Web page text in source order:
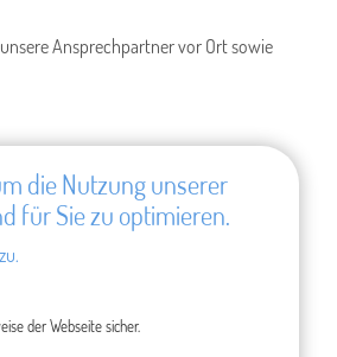
Ansprechpartner vor Ort sowie
die Nutzung unserer
für Sie zu optimieren.
der Webseite sicher.